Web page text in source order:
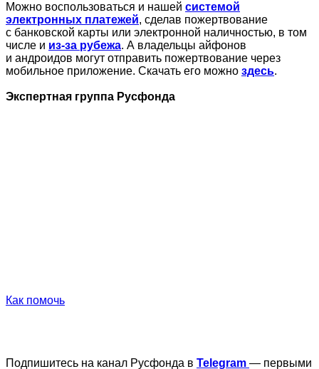
Можно воспользоваться и нашей системой
электронных платежей, сделав пожертвование
с банковской карты или электронной наличностью, в том
числе и из-за рубежа. А владельцы айфонов
и андроидов могут отправить пожертвование через
мобильное приложение. Скачать его можно здесь.
Экспертная группа Русфонда
Как помочь
Подпишитесь на канал Русфонда в Telegram — первыми